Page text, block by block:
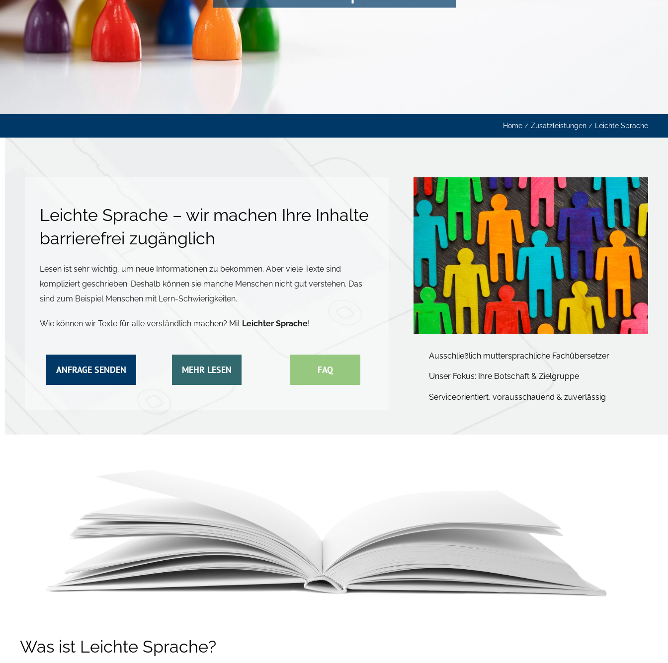
Home Zusatzleistungen Leichte Sprache
Leichte Sprache – wir machen Ihre Inhalte
barrierefrei zugänglich
Lesen ist sehr wichtig, um neue Informationen zu bekommen. Aber viele Texte sind
kompliziert geschrieben. Deshalb können sie manche Menschen nicht gut verstehen. Das
sind zum Beispiel Menschen mit Lern-Schwierigkeiten.
Wie können wir Texte für alle verständlich machen? Mit Leichter Sprache!
ANFRAGE SENDEN MEHR LESEN FAQ
Ausschließlich muttersprachliche Fachübersetzer
Unser Fokus: Ihre Botschaft & Zielgruppe
Serviceorientiert, vorausschauend & zuverlässig
Was ist Leichte Sprache?